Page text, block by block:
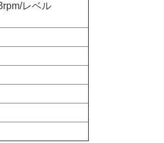
レベル